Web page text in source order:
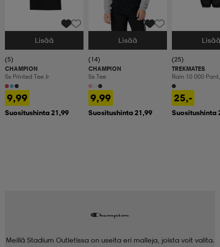
Valitse Koko
Lisää
(5)
CHAMPION
Ss Printed Tee Jr
9,99
Suositushinta 21,99
Valitse Koko
Lisää
(14)
CHAMPION
Ss Tee
9,99
Suositushinta 21,99
Valitse Koko
(25)
TREKMATES
Rain 10 000 Pant,
Sadehousut,
25,-
Suositushinta
Meillä Stadium Outletissa on useita eri malleja, joista voit valita.